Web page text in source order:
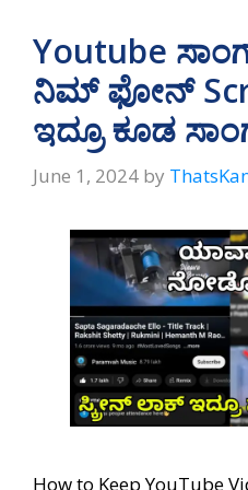
Youtube
ನಿಮ್ ಫೋನ್‌
ಇದ್ರೂ ಕೂಡ
June 1, 2024 by
How to Keep YouTube